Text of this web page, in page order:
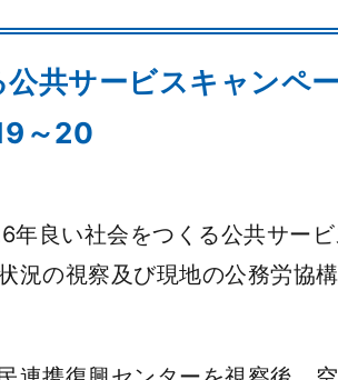
共サービスキャンペ
～20
良い社会をつくる公共サー
況の視察及び現地の公務労協